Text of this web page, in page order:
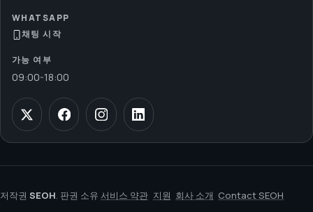
WHATSAPP
채팅 시작
가능 여부
09:00-18:00
저작권 SEOH. 판권 소유 서비스 약관 지원 회사 소개 Contact SEOH